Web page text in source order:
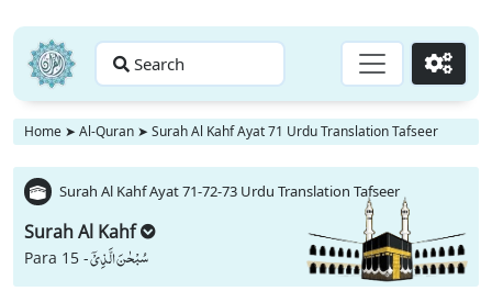
Search Go
Home ➤ Al-Quran ➤ Surah Al Kahf Ayat 71 Urdu Translation Tafseer
Surah Al Kahf Ayat 71-72-73 Urdu Translation Tafseer
Surah Al Kahf
Para 15 -سُبْحٰنَ الَّذِیْۤ